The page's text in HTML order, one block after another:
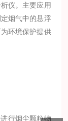
仪。主要应用
烟气中的悬浮
环境保护提供
行烟尘颗粒物